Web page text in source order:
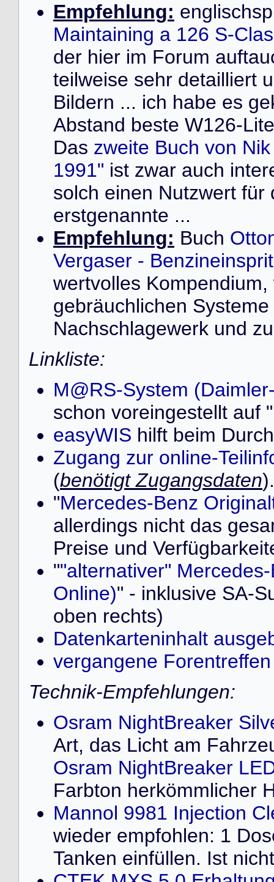
Empfehlung:
Maintaining a 126 S-
der hier im Forum
teilweise sehr detailliert
Bildern ... ich habe es
Abstand beste W126-
Das zweite Buch von
1991" ist zwar auch
solch einen Nutzwert
erstgenannte ...
Empfehlung: Buch
Vergaser -
wertvolles
gebräuchlichen
Nachschlagewerk und
Linkliste:
M@RS-System
schon voreingestellt auf
easyWIS hilft beim
Zugang zur online-
(benötigt Zugangsdaten).
"Mercedes-Benz
allerdings nicht das
Preise und
""alternativer"
Online)" - inklusive SA-
oben rechts)
Datenkarteninhalt
vergangene Forentreffen
Technik-Empfehlungen:
Osram NightBreaker
Art, das Licht am
Osram NightBreaker
Farbton herkömmlicher
Mannol 9981 Injection
wieder empfohlen: 1
Tanken einfüllen. Ist